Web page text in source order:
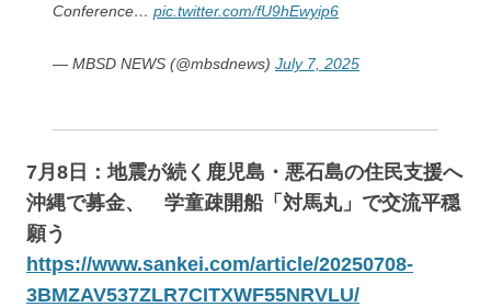
Conference… pic.twitter.com/fU9hEwyip6
— MBSD NEWS (@mbsdnews) July 7, 2025
7月8日：地震が続く鹿児島・悪石島の住民支援へ
沖縄で募金、 学童疎開船「対馬丸」で交流平穏
願う
https://www.sankei.com/article/20250708-
3BMZAV537ZLR7CITXWF55NRVLU/